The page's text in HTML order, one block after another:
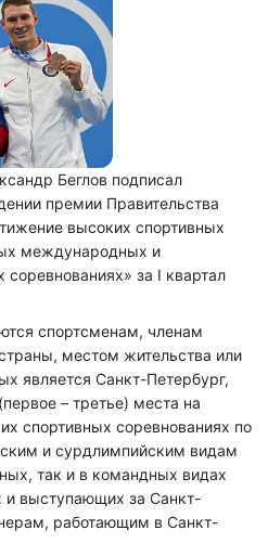
Беглов подписал
премии Правительства
высоких спортивных
международных и
соревнованиях» за I квартал
спортсменам, членам
местом жительства или
является Санкт-Петербург,
– третье) места на
спортивных соревнованиях по
и сурдлимпийским видам
так и в командных видах
и выступающих за Санкт-
работающим в Санкт-